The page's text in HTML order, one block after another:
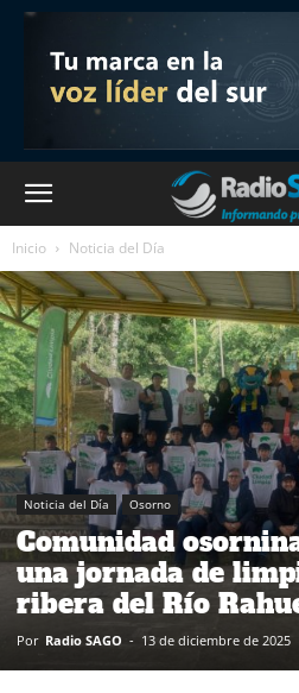
Inicio Noticia del Día
Noticia del Día Osorno
Comunidad
una jornada de
ribera del Río
Por Radio SAGO - 13 de diciembre de 2025